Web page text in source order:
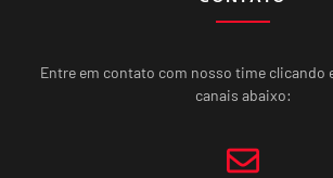
Entre em contato com nosso time clicando
canais abaixo: